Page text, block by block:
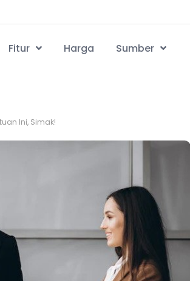
Fitur Harga Sumber
Ini, Simak!